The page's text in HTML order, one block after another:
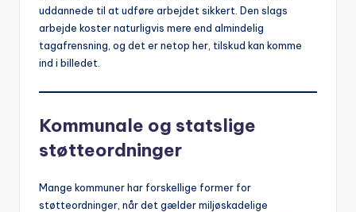
uddannede til at udføre arbejdet sikkert. Den slags
arbejde koster naturligvis mere end almindelig
tagafrensning, og det er netop her, tilskud kan komme
ind i billedet.
Kommunale og statslige
støtteordninger
Mange kommuner har forskellige former for
støtteordninger, når det gælder miljøskadelige